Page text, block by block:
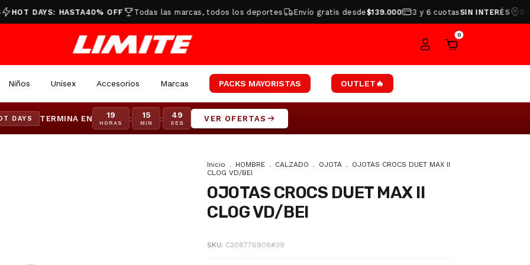
DAYS: HASTA40% OFF Todas las marcas, todos los deportes Envío gratis desde$139.000 3 y 6 cuotasSIN INTERÉS 5
0
Niños Unisex Accesorios Marcas PACKS MAYORISTAS OUTLET🔥
DAYS TERMINA EN 19
HORAS : 15
MIN : 48
SEG
VER OFERTAS
Inicio . HOMBRE . CALZADO . OJOTA .
OJOTAS CROCS DUET MAX II
CLOG VD/BEI
OJOTAS CROCS DUET MAX II
CLOG VD/BEI
SKU: C208776908#39